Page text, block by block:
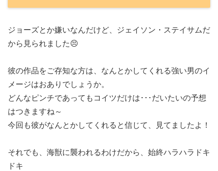
ジョーズとか嫌いなんだけど、ジェイソン・ステイサムだ
から見られました😣
彼の作品をご存知な方は、なんとかしてくれる強い男のイ
メージはおありでしょうか。
どんなピンチであってもコイツだけは･･･だいたいの予想
はつきますね～
今回も彼がなんとかしてくれると信じて、見てましたよ！
それでも、海獣に襲われるわけだから、始終ハラハラドキ
ドキ